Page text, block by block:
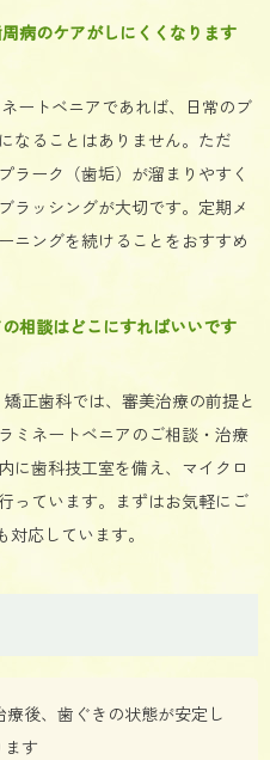
病のケアがしにくくなります
ートベニアであれば、日常のブ
なることはありません。ただ
ラーク（歯垢）が溜まりやすく
ラッシングが大切です。定期メ
ニングを続けることをおすすめ
相談はどこにすればいいです
正歯科では、審美治療の前提と
ミネートベニアのご相談・治療
に歯科技工室を備え、マイクロ
っています。まずはお気軽にご
応しています。
後、歯ぐきの状態が安定し
す